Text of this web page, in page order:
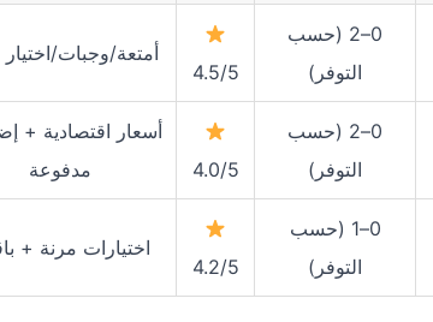
0–2 (حسب
التوفر)
4.5/5
أمتعة/وجبات/
0–2 (حسب
التوفر)
4.0/5
أسعار اقتصادية +
مدفوعة
0–1 (حسب
التوفر)
4.2/5
اختيارات مرنة +